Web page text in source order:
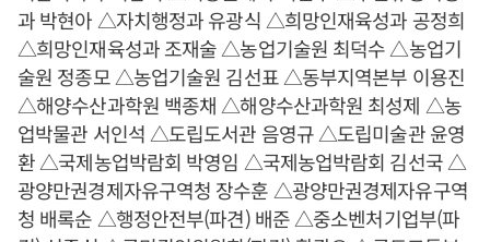
과 박현아 △자치행정과 유광식 △희망인재육성과 공정희
△희망인재육성과 조재술 △농업기술원 최덕수 △농업기
술원 정종모 △농업기술원 김선표 △동부지역본부 이용진
△해양수산과학원 백종채 △해양수산과학원 최성제 △농
업박물관 서인석 △도립도서관 음영규 △도립미술관 윤영
환 △국제농업박람회 박영임 △국제농업박람회 김선국 △
광양만권경제자유구역청 장수훈 △광양만권경제자유구역
청 배록순 △행정안전부(파견) 배준 △중소벤처기업부(파